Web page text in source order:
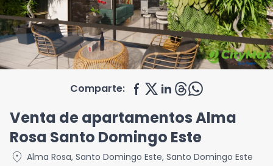
Comparte:
Venta de apartamentos Alma
Rosa Santo Domingo Este
location_on Alma Rosa, Santo Domingo Este, Santo Domingo Este